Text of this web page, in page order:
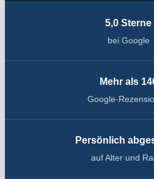
5,0 Sterne
bei Google
Mehr als
Google-
Persönlich
auf Alter und